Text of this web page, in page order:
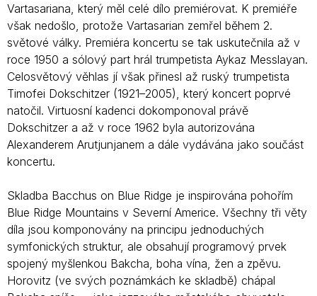
Vartasariana, který měl celé dílo premiérovat. K premiéře
však nedošlo, protože Vartasarian zemřel během 2.
světové války. Premiéra koncertu se tak uskutečnila až v
roce 1950 a sólový part hrál trumpetista Aykaz Messlayan.
Celosvětový věhlas jí však přinesl až ruský trumpetista
Timofei Dokschitzer (1921–2005), který koncert poprvé
natočil. Virtuosní kadenci dokomponoval právě
Dokschitzer a až v roce 1962 byla autorizována
Alexanderem Arutjunjanem a dále vydávána jako součást
koncertu.
Skladba Bacchus on Blue Ridge je inspirována pohořím
Blue Ridge Mountains v Severní Americe. Všechny tři věty
díla jsou komponovány na principu jednoduchých
symfonických struktur, ale obsahují programový prvek
spojený myšlenkou Bakcha, boha vína, žen a zpěvu.
Horovitz (ve svých poznámkách ke skladbě) chápal